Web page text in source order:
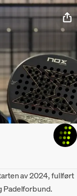
av 2024, fullført
Padelforbund.